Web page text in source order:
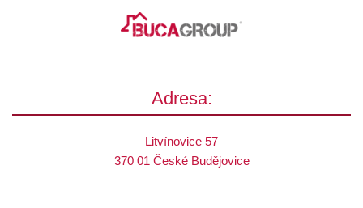
Adresa:
Litvínovice 57
370 01 České Budějovice